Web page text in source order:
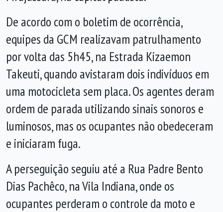
De acordo com o boletim de ocorrência,
equipes da GCM realizavam patrulhamento
por volta das 5h45, na Estrada Kizaemon
Takeuti, quando avistaram dois indivíduos em
uma motocicleta sem placa. Os agentes deram
ordem de parada utilizando sinais sonoros e
luminosos, mas os ocupantes não obedeceram
e iniciaram fuga.
A perseguição seguiu até a Rua Padre Bento
Dias Pachêco, na Vila Indiana, onde os
ocupantes perderam o controle da moto e